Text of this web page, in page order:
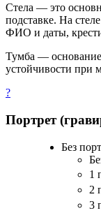
Стела — это
подставке. На
ФИО и даты,
Тумба — основание
устойчивости при
?
Портрет
Без
1
2
3